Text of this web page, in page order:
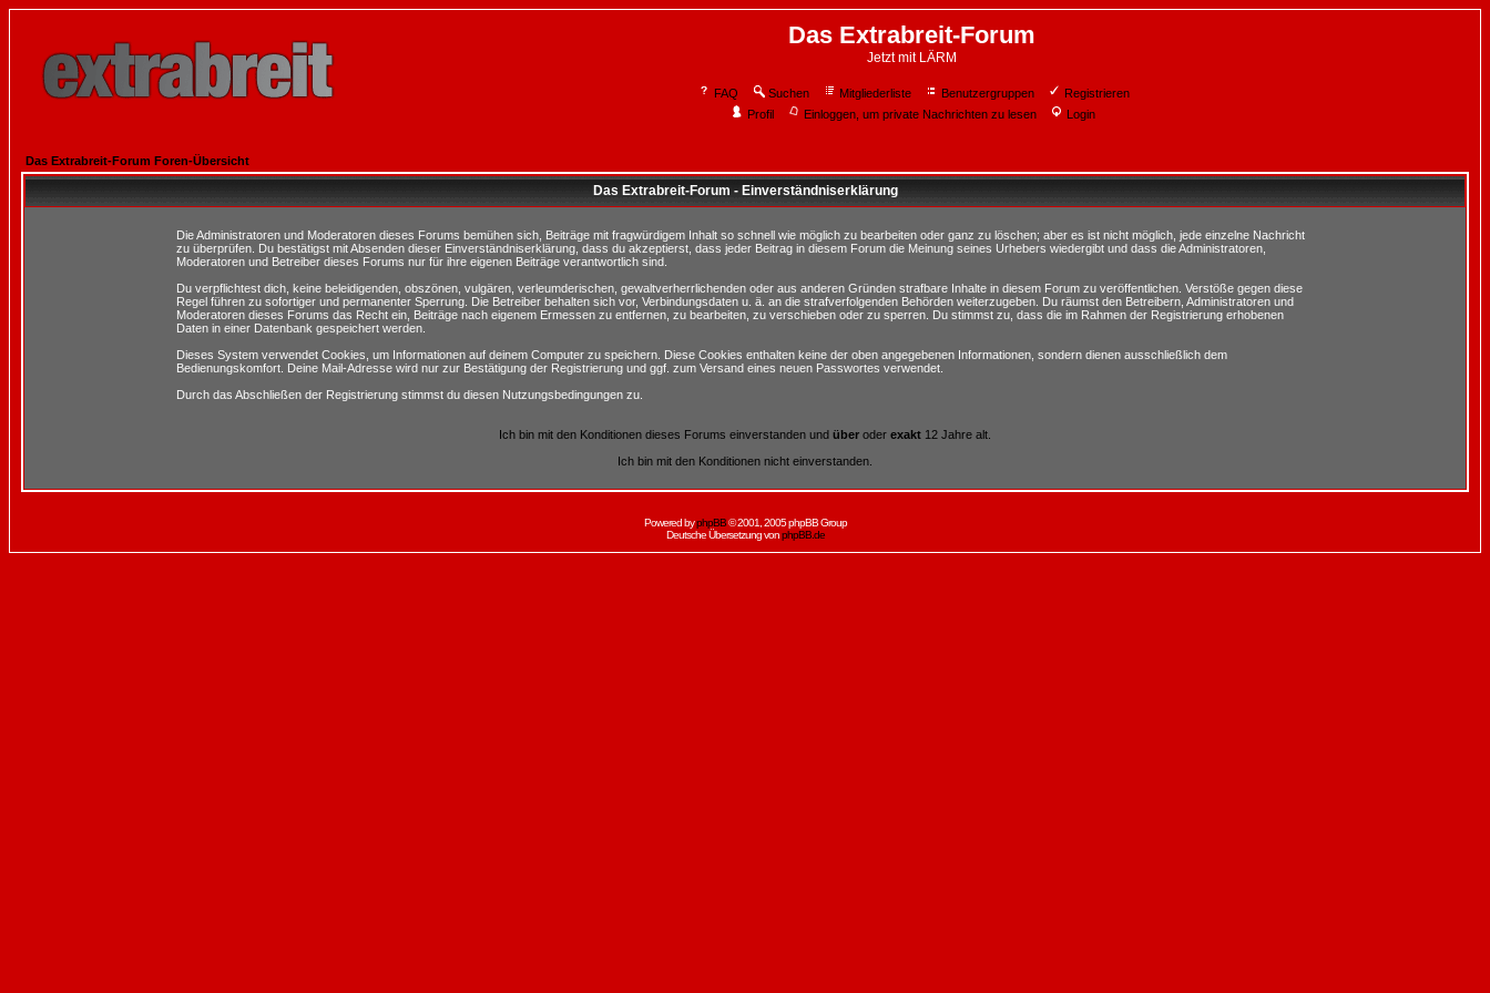
Das Extrabreit-Forum
Jetzt mit LÄRM
FAQ Suchen Mitgliederliste Benutzergruppen
Registrieren
Profil
Einloggen, um private Nachrichten zu lesen Login
Das Extrabreit-Forum Foren-Übersicht
Das Extrabreit-Forum - Einverständniserklärung
Die Administratoren und Moderatoren dieses Forums bemühen sich, Beiträge mit fragwürdigem Inhalt so schnell wie möglich zu bearbeiten oder ganz zu löschen; aber es ist nicht möglich, jede einzelne Nachricht
zu überprüfen. Du bestätigst mit Absenden dieser Einverständniserklärung, dass du akzeptierst, dass jeder Beitrag in diesem Forum die Meinung seines Urhebers wiedergibt und dass die Administratoren,
Moderatoren und Betreiber dieses Forums nur für ihre eigenen Beiträge verantwortlich sind.
Du verpflichtest dich, keine beleidigenden, obszönen, vulgären, verleumderischen, gewaltverherrlichenden oder aus anderen Gründen strafbare Inhalte in diesem Forum zu veröffentlichen. Verstöße gegen diese
Regel führen zu sofortiger und permanenter Sperrung. Die Betreiber behalten sich vor, Verbindungsdaten u. ä. an die strafverfolgenden Behörden weiterzugeben. Du räumst den Betreibern, Administratoren und
Moderatoren dieses Forums das Recht ein, Beiträge nach eigenem Ermessen zu entfernen, zu bearbeiten, zu verschieben oder zu sperren. Du stimmst zu, dass die im Rahmen der Registrierung erhobenen
Daten in einer Datenbank gespeichert werden.
Dieses System verwendet Cookies, um Informationen auf deinem Computer zu speichern. Diese Cookies enthalten keine der oben angegebenen Informationen, sondern dienen ausschließlich dem
Bedienungskomfort. Deine Mail-Adresse wird nur zur Bestätigung der Registrierung und ggf. zum Versand eines neuen Passwortes verwendet.
Durch das Abschließen der Registrierung stimmst du diesen Nutzungsbedingungen zu.
Ich bin mit den Konditionen dieses Forums einverstanden und über oder exakt 12 Jahre alt.
Ich bin mit den Konditionen nicht einverstanden.
Powered byphpBB© 2001, 2005 phpBB Group
Deutsche Übersetzung vonphpBB.de